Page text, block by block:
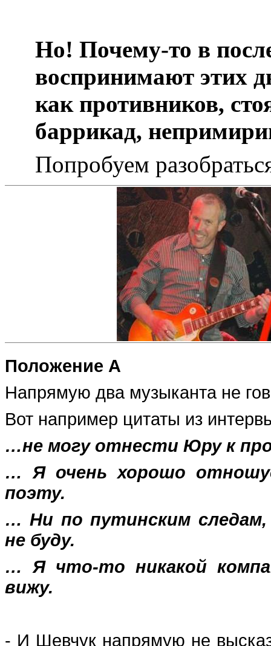
Но! Почему-то в
воспринимают этих
как противников,
баррикад,
Попробуем
Положение А
Напрямую два музыканта не
Вот например цитаты из
…не могу отнести Юру к
… Я очень хорошо
поэту.
… Ни по путинским
не буду.
… Я что-то никакой
вижу.
- И Шевчук напрямую не